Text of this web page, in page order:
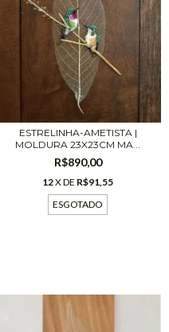
ESTRELINHA-AMETISTA |
MOLDURA 23X23CM MA...
R$890,00
12X DE R$91,55
ESGOTADO